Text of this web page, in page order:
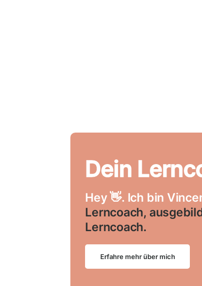
Dein
Hey 👋. Ich bin
Lerncoach,
Lerncoach.
Erfahre mehr über mich